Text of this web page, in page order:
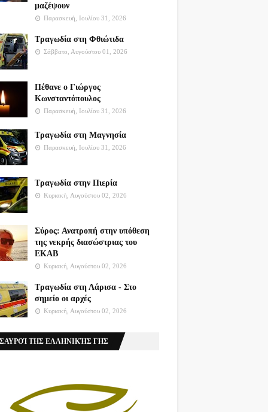
μαζέψουν
Παρασκευή, Ιουλίου 31, 2026
Τραγωδία στη Φθιώτιδα
Σάββατο, Αυγούστου 01, 2026
Πέθανε ο Γιώργος
Κωνσταντόπουλος
Παρασκευή, Ιουλίου 31, 2026
Τραγωδία στη Μαγνησία
Παρασκευή, Ιουλίου 31, 2026
Τραγωδία στην Πιερία
Κυριακή, Αυγούστου 02, 2026
Σύρος: Ανατροπή στην υπόθεση
της νεκρής διασώστριας του
ΕΚΑΒ
Κυριακή, Αυγούστου 02, 2026
Τραγωδία στη Λάρισα - Στο
σημείο οι αρχές
Κυριακή, Αυγούστου 02, 2026
ΤΗΣ ΕΛΛΗΝΙΚΉΣ ΓΗΣ